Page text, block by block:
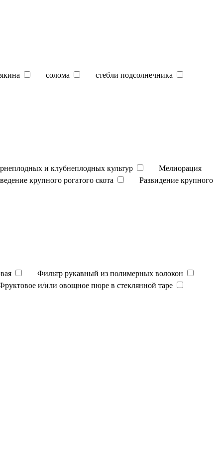
солома
стебли подсолнечника
и клубнеплодных культур
Мелиорация
крупного рогатого скота
Развидение крупного
Фильтр рукавный из полимерных волокон
и/или овощное пюре в стеклянной таре